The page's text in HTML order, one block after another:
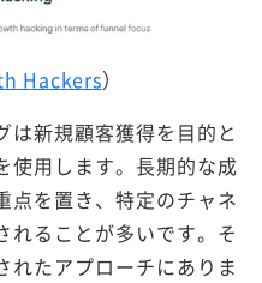
Hackers）
は新規顧客獲得を目的と
使用します。長期的な成
点を置き、特定のチャネ
れることが多いです。そ
れたアプローチにありま